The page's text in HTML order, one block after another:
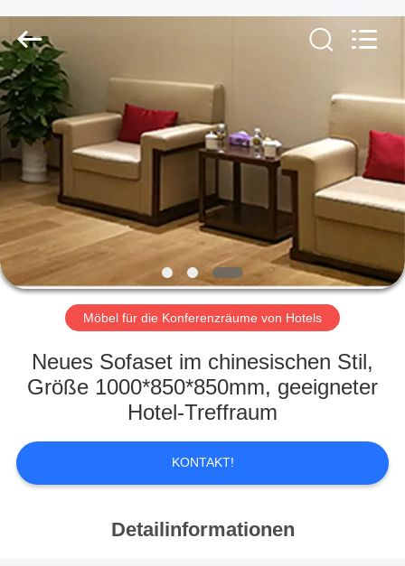
ZU
HAUSE
PRODUKTE
VIDEOS
VR-
SHOW
ÜBER
WERKSBESICHTIGUNG
QUALITÄTSKONTROLLE
Rights
Reserved.
Möbel für die Konferenzräume von Hotels
Neues Sofaset im chinesischen Stil,
Größe 1000*850*850mm, geeigneter
Hotel-Treffraum
KONTAKT!
Detailinformationen